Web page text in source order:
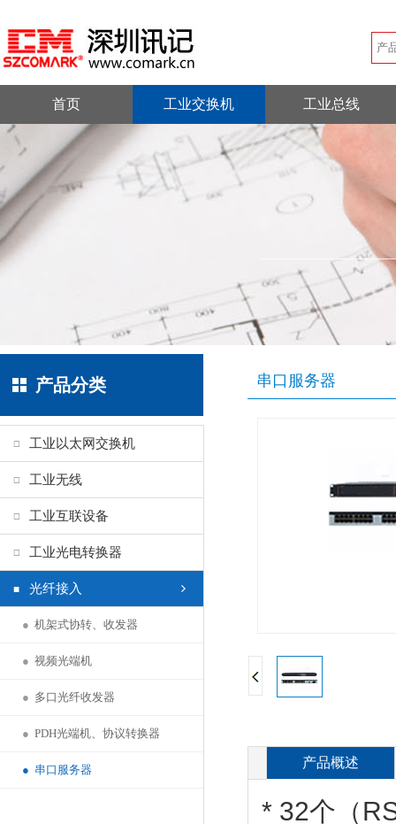
首页 工业交换机 工业总线
产品分类
工业以太网交换机
工业无线
工业互联设备
工业光电转换器
光纤接入
● 机架式协转、收发器
● 视频光端机
● 多口光纤收发器
● PDH光端机、协议转换器
● 串口服务器
串口服务器
产品概述
* 32个（